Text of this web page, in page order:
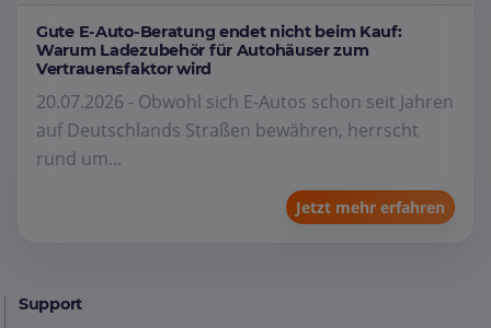
Gute E-Auto-Beratung endet nicht beim Kauf:
Warum Ladezubehör für Autohäuser zum
Vertrauensfaktor wird
20.07.2026 - Obwohl sich E-Autos schon seit Jahren
auf Deutschlands Straßen bewähren, herrscht
rund um...
Jetzt mehr erfahren
Support